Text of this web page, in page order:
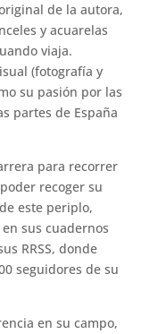
de la autora,
y acuarelas
viaja.
(fotografía y
su pasión por las
partes de España
para recorrer
recoger su
este periplo,
sus cuadernos
RRSS, donde
seguidores de su
en su campo,